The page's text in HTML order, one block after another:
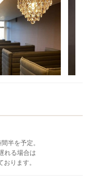
半を予定。
れる場合は
ります。